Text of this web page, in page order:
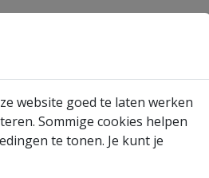
website goed te laten werken
Sommige cookies helpen
te tonen. Je kunt je